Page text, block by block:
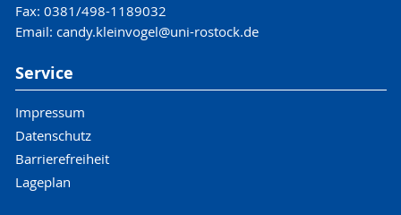
Fax: 0381/498-1189032
Email: candy.kleinvogel@uni-rostock.de
Service
Impressum
Datenschutz
Barrierefreiheit
Lageplan